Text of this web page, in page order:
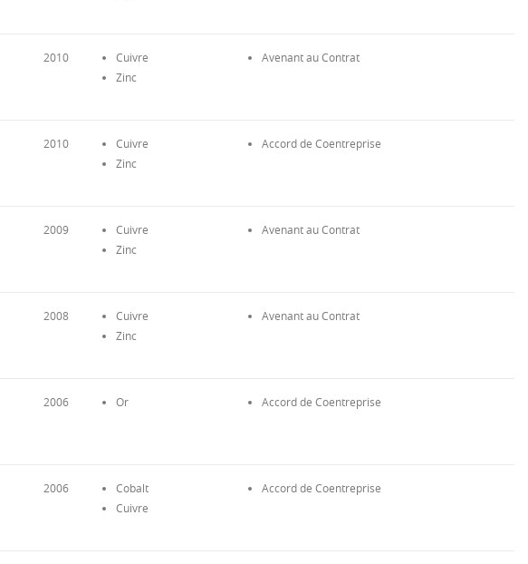
2010
Cuivre
Zinc
Avenant au Contrat
2010
Cuivre
Zinc
Accord de Coentreprise
2009
Cuivre
Zinc
Avenant au Contrat
2008
Cuivre
Zinc
Avenant au Contrat
2006 Or Accord de Coentreprise
2006
Cobalt
Cuivre
Accord de Coentreprise